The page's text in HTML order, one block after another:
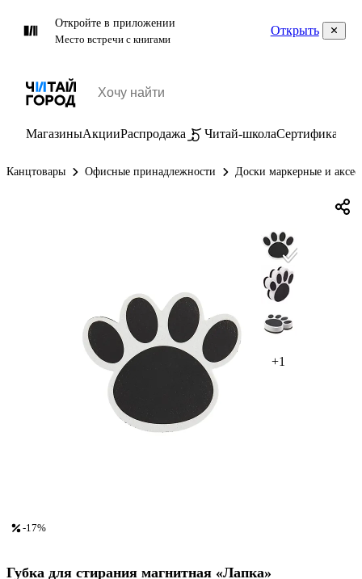
Откройте в приложении
Место встречи с книгами
Открыть
МагазиныАкцииРаспродажа Читай-школаСертификаты
Канцтовары Офисные принадлежности Доски маркерные и
+1
-17%
Губка для стирания магнитная «Лапка»